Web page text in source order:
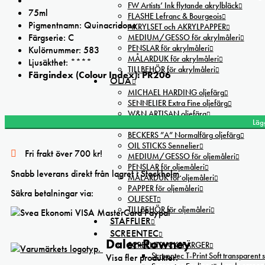
FW Artists’ Ink flytande akrylbläck
FLASHE Lefranc & Bourgeois
AKRYLSET och AKRYLPAPPER
MEDIUM/GESSO för akrylmåleri
PENSLAR för akrylmåleri
MÅLARDUK för akrylmåleri
TILLBEHÖR för akrylmåleri
OLJA
MICHAEL HARDING oljefärg
SENNELIER Extra Fine oljefärg
W&N ARTISAN oljefärg
BECKERS ”A” Normalfärg oljefärg
OIL STICKS Sennelier
MEDIUM/GESSO för oljemåleri
PENSLAR för oljemåleri
MÅLARDUK för oljemåleri
PAPPER för oljemåleri
OLJESET
TILLBEHÖR för oljemåleri
STAFFLIER
SCREENTEC
SCREENTRYCKSFÄRGER
Screentec T-Print Soft transparent
75ml
Pigmentnamn: Quinacridone
Färgserie: C
Kulörnummer: 583
Ljusäkthet: ****
Färgindex (Colour Index): PR206
Daler Rowney Quinacridone Burnt Orange Cryla Artists' Acrylic
Fri frakt över 700 kr!
Snabb leverans direkt från lagret i Stockholm.
Säkra betalningar via:
Daler-Rowney
Visa fler produkter.